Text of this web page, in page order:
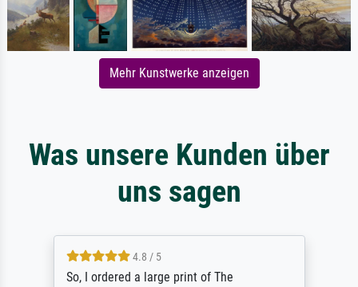
Mehr Kunstwerke anzeigen
Was unsere Kunden über
uns sagen
4.8 / 5
So, I ordered a large print of The